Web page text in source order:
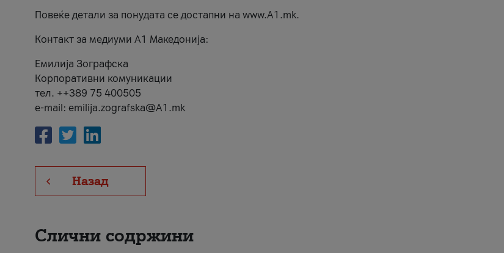
Повеќе детали за понудата се достапни на www.А1.mk.
Контакт за медиуми А1 Македонија:
Емилија Зографска
Корпоративни комуникации
тел. ++389 75 400505
e-mail: emilija.zografska@A1.mk
Назад
Слични содржини